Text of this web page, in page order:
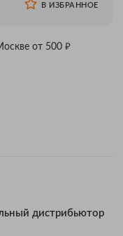
В ИЗБРАННОЕ
от 500 ₽
дистрибьютор